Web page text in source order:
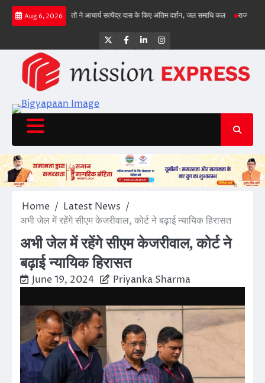
Skip
Aug 6, 2026
क्रीज पर संतों ने आचार्य सत्येंद्र दास के किए अंतिम दर्शन, जल समाधि कल राज्य सड़क
Twitter
Facebook
LinkedInInstagram
Home
Latest News
अभी जेल में रहेंगे सीएम केजरीवाल, कोर्ट ने बढ़ाई न्यायिक हिरासत
अभी जेल में रहेंगे सीएम केजरीवाल, कोर्ट ने
बढ़ाई न्यायिक हिरासत
June 19, 2024 Priyanka Sharma